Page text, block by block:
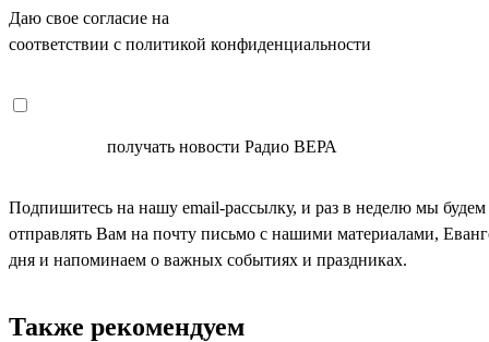
Даю свое согласие на
соответствии с политикой конфиденциальности
получать новости Радио ВЕРА
Подпишитесь на нашу email-рассылку, и раз в неделю мы будем
отправлять Вам на почту письмо с нашими материалами,
дня и напоминаем о важных событиях и праздниках.
Также рекомендуем